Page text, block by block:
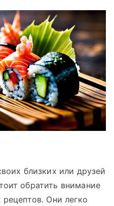
близких или друзей
обратить внимание
Они легко